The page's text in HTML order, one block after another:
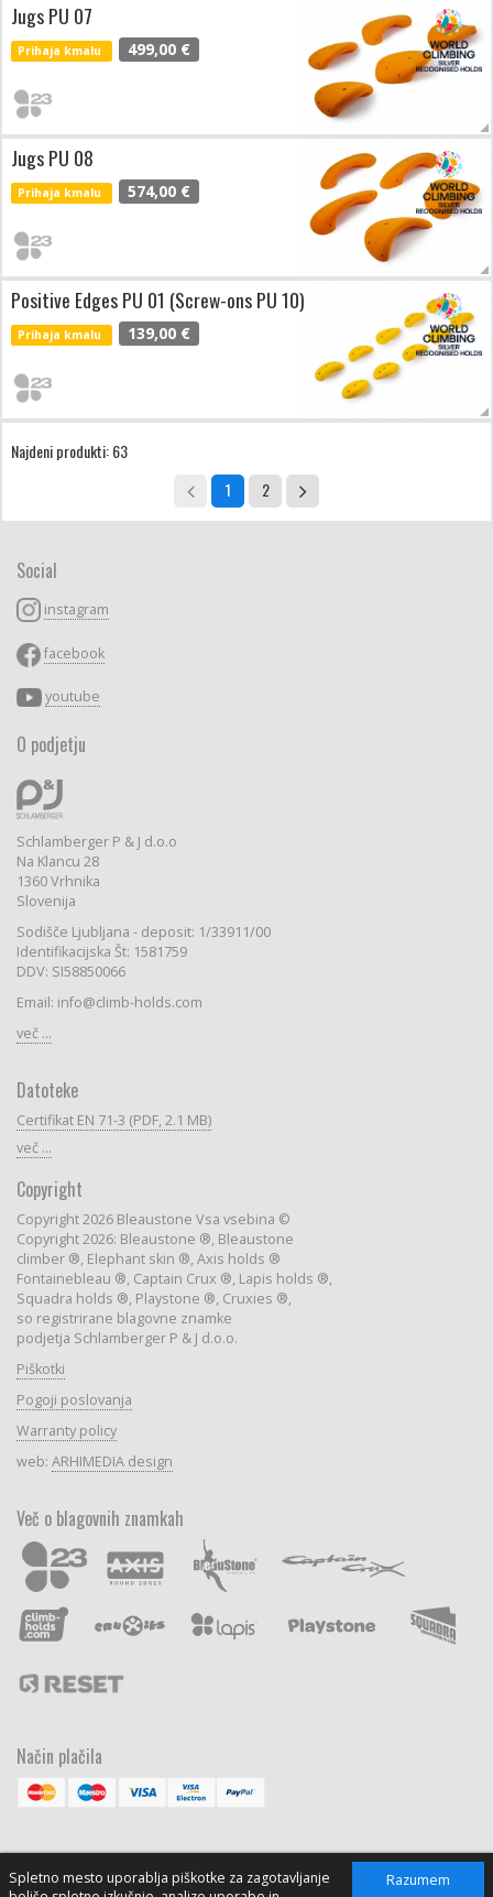
Razumem
Spletno mesto uporablja piškotke za zagotavljanje
Jugs PU 07
Prihaja kmalu 499,00 €
Jugs PU 08
Prihaja kmalu 574,00 €
Positive Edges PU 01 (Screw-ons PU 10)
Prihaja kmalu 139,00 €
Najdeni produkti: 63
1
2
Social
instagram
facebook
youtube
O podjetju
Schlamberger P & J d.o.o
Na Klancu 28
1360 Vrhnika
Slovenija
Sodišče Ljubljana - deposit: 1/33911/00
Identifikacijska Št: 1581759
DDV: SI58850066
Email: info@climb-holds.com
več ...
Datoteke
Certifikat EN 71-3 (PDF, 2.1 MB)
več ...
Copyright
Copyright 2026 Bleaustone Vsa vsebina ©
Copyright 2026: Bleaustone ®, Bleaustone
climber ®, Elephant skin ®, Axis holds ®
Fontainebleau ®, Captain Crux ®, Lapis holds ®,
Squadra holds ®, Playstone ®, Cruxies ®,
so registrirane blagovne znamke
podjetja Schlamberger P & J d.o.o.
Piškotki
Pogoji poslovanja
Warranty policy
web: ARHIMEDIA design
Več o blagovnih znamkah
Način plačila